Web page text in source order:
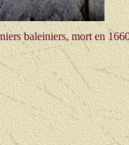
baleiniers, mort en